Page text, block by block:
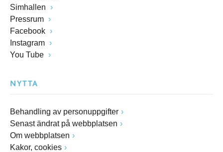
Simhallen
Pressrum
Facebook
Instagram
You Tube
NYTTA
Behandling av personuppgifter
Senast ändrat på webbplatsen
Om webbplatsen
Kakor, cookies